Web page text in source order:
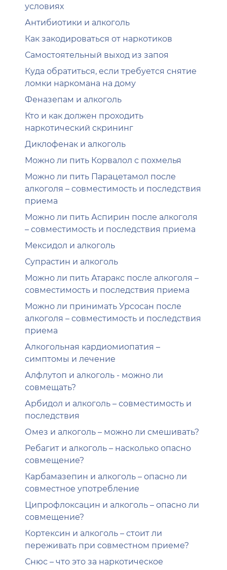
условиях
Антибиотики и алкоголь
Как закодироваться от наркотиков
Самостоятельный выход из запоя
Куда обратиться, если требуется снятие
ломки наркомана на дому
Феназепам и алкоголь
Кто и как должен проходить
наркотический скрининг
Диклофенак и алкоголь
Можно ли пить Корвалол с похмелья
Можно ли пить Парацетамол после
алкоголя – совместимость и последствия
приема
Можно ли пить Аспирин после алкоголя
– совместимость и последствия приема
Мексидол и алкоголь
Супрастин и алкоголь
Можно ли пить Атаракс после алкоголя –
совместимость и последствия приема
Можно ли принимать Урсосан после
алкоголя – совместимость и последствия
приема
Алкогольная кардиомиопатия –
симптомы и лечение
Алфлутоп и алкоголь - можно ли
совмещать?
Арбидол и алкоголь – совместимость и
последствия
Омез и алкоголь – можно ли смешивать?
Ребагит и алкоголь – насколько опасно
совмещение?
Карбамазепин и алкоголь – опасно ли
совместное употребление
Ципрофлоксацин и алкоголь – опасно ли
совмещение?
Кортексин и алкоголь – стоит ли
переживать при совместном приеме?
Снюс – что это за наркотическое